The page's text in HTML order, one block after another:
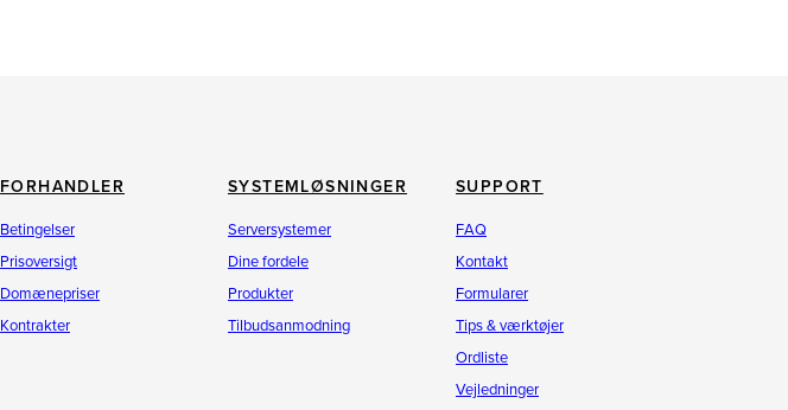
FORHANDLER
Betingelser
Prisoversigt
Domænepriser
Kontrakter
SYSTEMLØSNINGER
Serversystemer
Dine fordele
Produkter
Tilbudsanmodning
SUPPORT
FAQ
Kontakt
Formularer
Tips & værktøjer
Ordliste
Vejledninger